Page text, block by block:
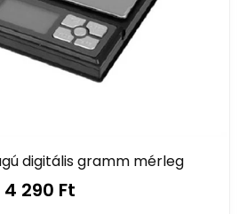
digitális gramm mérleg
4 290 Ft